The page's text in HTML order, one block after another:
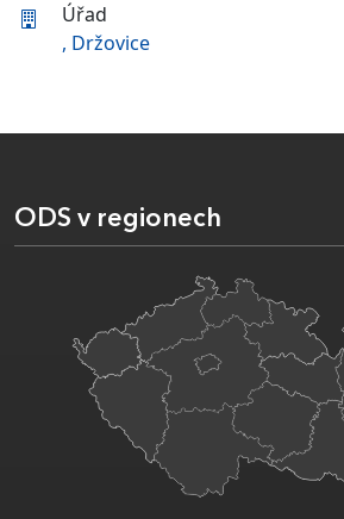
Úřad
, Držovice
ODS v regionech